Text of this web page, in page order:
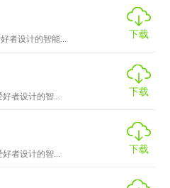
面，根据个人喜好调整低音、
长，开启或关闭听力保护模
最新专辑和歌手，发现更多好
者设计的智能...
下载
者设计的智...
下载
者设计的智...
下载